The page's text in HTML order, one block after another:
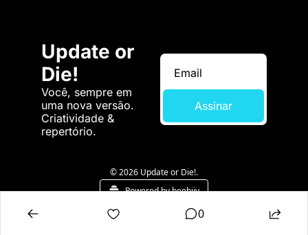
Update or
Die!
Você, sempre em
uma nova versão.
Criatividade &
repertório.
Assinar
© 2026 Update or Die!.
Powered by beehiiv
0